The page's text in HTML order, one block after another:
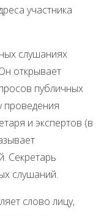
участника
слушаниях
открывает
публичных
проведения
и экспертов (в
Секретарь
слушаний.
слово лицу,